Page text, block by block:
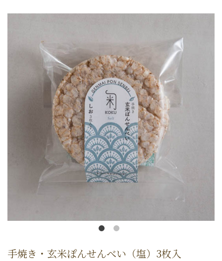
手焼き・玄米ぽんせんべい（塩）3枚入